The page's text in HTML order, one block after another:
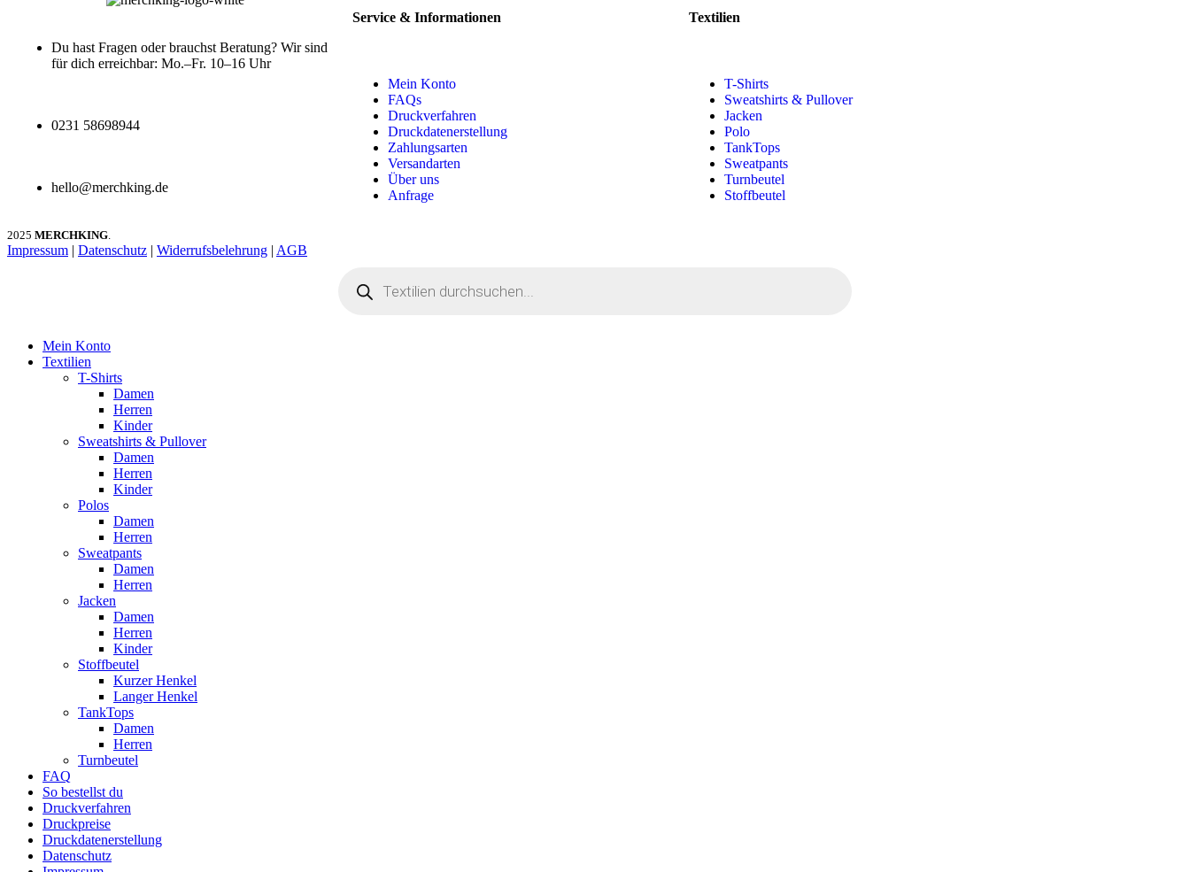
Du hast Fragen oder brauchst Beratung? Wir sind
für dich erreichbar: Mo.–Fr. 10–16 Uhr
0231 58698944
hello@merchking.de
Service & Informationen
Mein Konto
FAQs
Druckverfahren
Druckdatenerstellung
Zahlungsarten
Versandarten
Über uns
Anfrage
Textilien
T-Shirts
Sweatshirts & Pullover
Jacken
Polo
TankTops
Sweatpants
Turnbeutel
Stoffbeutel
2025 MERCHKING.
Impressum | Datenschutz | Widerrufsbelehrung | AGB
Mein Konto
Textilien
T-Shirts
Damen
Herren
Kinder
Sweatshirts & Pullover
Damen
Herren
Kinder
Polos
Damen
Herren
Sweatpants
Damen
Herren
Jacken
Damen
Herren
Kinder
Stoffbeutel
Kurzer Henkel
Langer Henkel
TankTops
Damen
Herren
Turnbeutel
FAQ
So bestellst du
Druckverfahren
Druckpreise
Druckdatenerstellung
Datenschutz